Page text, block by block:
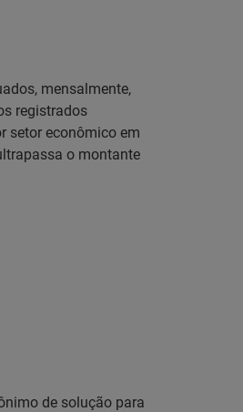
mensalmente,
registrados
setor econômico em
o montante
de solução para